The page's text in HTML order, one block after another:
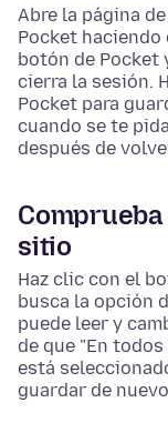
Abre la página
Pocket
botón de Pocket
cierra la sesión.
Pocket para
cuando se te
después de
sitio
Haz clic con el
busca la opción
puede leer y
de que "En
está
guardar de